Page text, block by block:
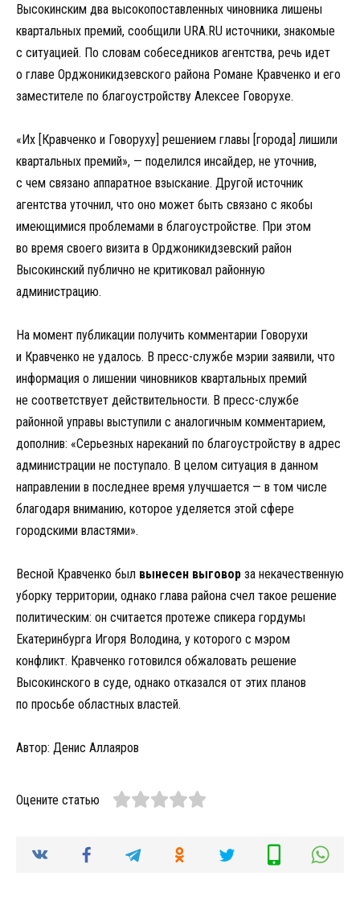
Высокинским два высокопоставленных чиновника лишены
квартальных премий, сообщили URA.RU источники, знакомые
с ситуацией. По словам собеседников агентства, речь идет
о главе Орджоникидзевского района Романе Кравченко и его
заместителе по благоустройству Алексее Говорухе.
«Их [Кравченко и Говоруху] решением главы [города] лишили
квартальных премий», — поделился инсайдер, не уточнив,
с чем связано аппаратное взыскание. Другой источник
агентства уточнил, что оно может быть связано с якобы
имеющимися проблемами в благоустройстве. При этом
во время своего визита в Орджоникидзевский район
Высокинский публично не критиковал районную
администрацию.
На момент публикации получить комментарии Говорухи
и Кравченко не удалось. В пресс-службе мэрии заявили, что
информация о лишении чиновников квартальных премий
не соответствует действительности. В пресс-службе
районной управы выступили с аналогичным комментарием,
дополнив: «Серьезных нареканий по благоустройству в адрес
администрации не поступало. В целом ситуация в данном
направлении в последнее время улучшается — в том числе
благодаря вниманию, которое уделяется этой сфере
городскими властями».
Весной Кравченко был вынесен выговор за некачественную
уборку территории, однако глава района счел такое решение
политическим: он считается протеже спикера гордумы
Екатеринбурга Игоря Володина, у которого с мэром
конфликт. Кравченко готовился обжаловать решение
Высокинского в суде, однако отказался от этих планов
по просьбе областных властей.
Автор: Денис Аллаяров
Оцените статью